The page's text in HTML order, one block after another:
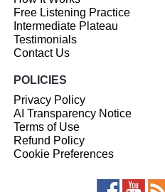
Free Listening Practice
Intermediate Plateau
Testimonials
Contact Us
POLICIES
Privacy Policy
AI Transparency Notice
Terms of Use
Refund Policy
Cookie Preferences